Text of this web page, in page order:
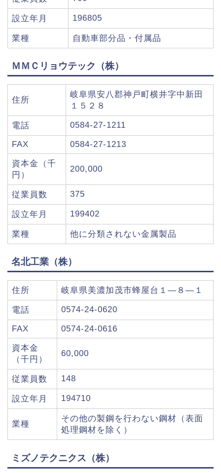
設立年月 196805
業種 自動車部分品・付属品
ＭＭＣリョウテック（株）
住所
岐阜県安八郡神戸町横井字中新田
１５２８
電話 0584-27-1211
FAX 0584-27-1213
資本金（千
円）
200,000
従業員数 375
設立年月 199402
業種 他に分類されない金属製品
名北工業（株）
住所 岐阜県美濃加茂市蜂屋台１―８―１
電話 0574-24-0620
FAX 0574-24-0616
資本金
（千円）
60,000
従業員数 148
設立年月 194710
業種
その他の製鋼を行わない鋼材（表面
処理鋼材を除く）
ミズノテクニクス（株）